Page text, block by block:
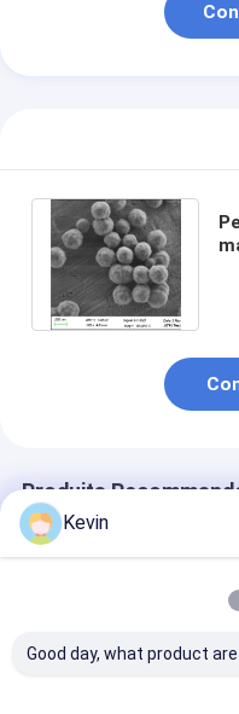
Produits
Kevin
Good day, what product